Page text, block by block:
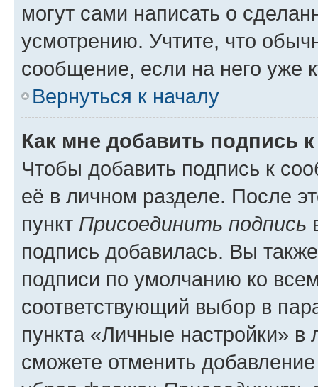
могут сами написать о
усмотрению. Учтите, что
сообщение, если на него уже
Вернуться к началу
Как мне добавить подпись
Чтобы добавить подпись к
её в личном разделе. После
пункт Присоединить подпись
подпись добавилась. Вы
подписи по умолчанию ко
соответствующий выбор в
пункта «Личные настройки»
сможете отменить